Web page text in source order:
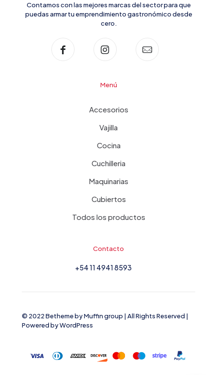
Contamos con las mejores marcas del sector para que
puedas armar tu emprendimiento gastronómico desde
cero.
Menú
Accesorios
Vajilla
Cocina
Cuchilleria
Maquinarias
Cubiertos
Todos los productos
Contacto
+54 11 4941 8593
© 2022 Betheme byMuffin group | All Rights Reserved |
Powered byWordPress